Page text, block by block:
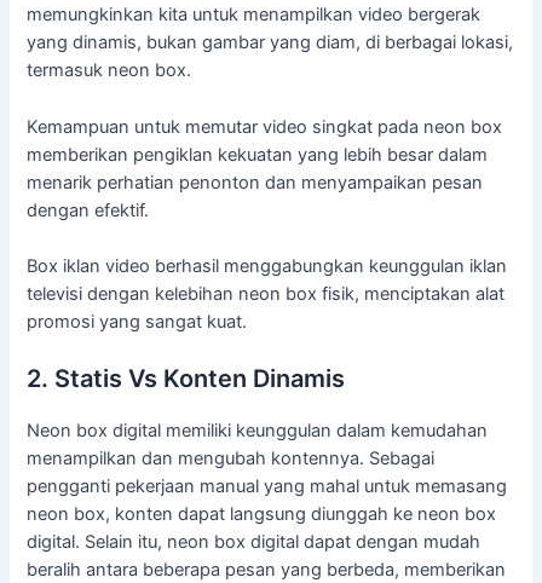
memungkinkan kita untuk menampilkan video bergerak
yang dinamis, bukan gambar yang diam, di berbagai lokasi,
termasuk neon box.
Kemampuan untuk memutar video singkat pada neon box
memberikan pengiklan kekuatan yang lebih besar dalam
menarik perhatian penonton dan menyampaikan pesan
dengan efektif.
Box iklan video berhasil menggabungkan keunggulan iklan
televisi dengan kelebihan neon box fisik, menciptakan alat
promosi yang sangat kuat.
2. Statis Vs Konten Dinamis
Neon box digital memiliki keunggulan dalam kemudahan
menampilkan dan mengubah kontennya. Sebagai
pengganti pekerjaan manual yang mahal untuk memasang
neon box, konten dapat langsung diunggah ke neon box
digital. Selain itu, neon box digital dapat dengan mudah
beralih antara beberapa pesan yang berbeda, memberikan